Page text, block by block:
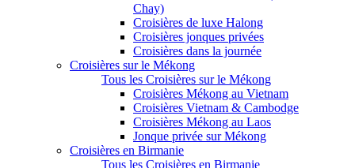
Chay)
Croisières de luxe Halong
Croisières jonques privées
Croisières dans la journée
Croisières sur le Mékong
Tous les Croisières sur le Mékong
Croisières Mékong au Vietnam
Croisières Vietnam & Cambodge
Croisières Mékong au Laos
Jonque privée sur Mékong
Croisières en Birmanie
Tous les Croisières en Birmanie